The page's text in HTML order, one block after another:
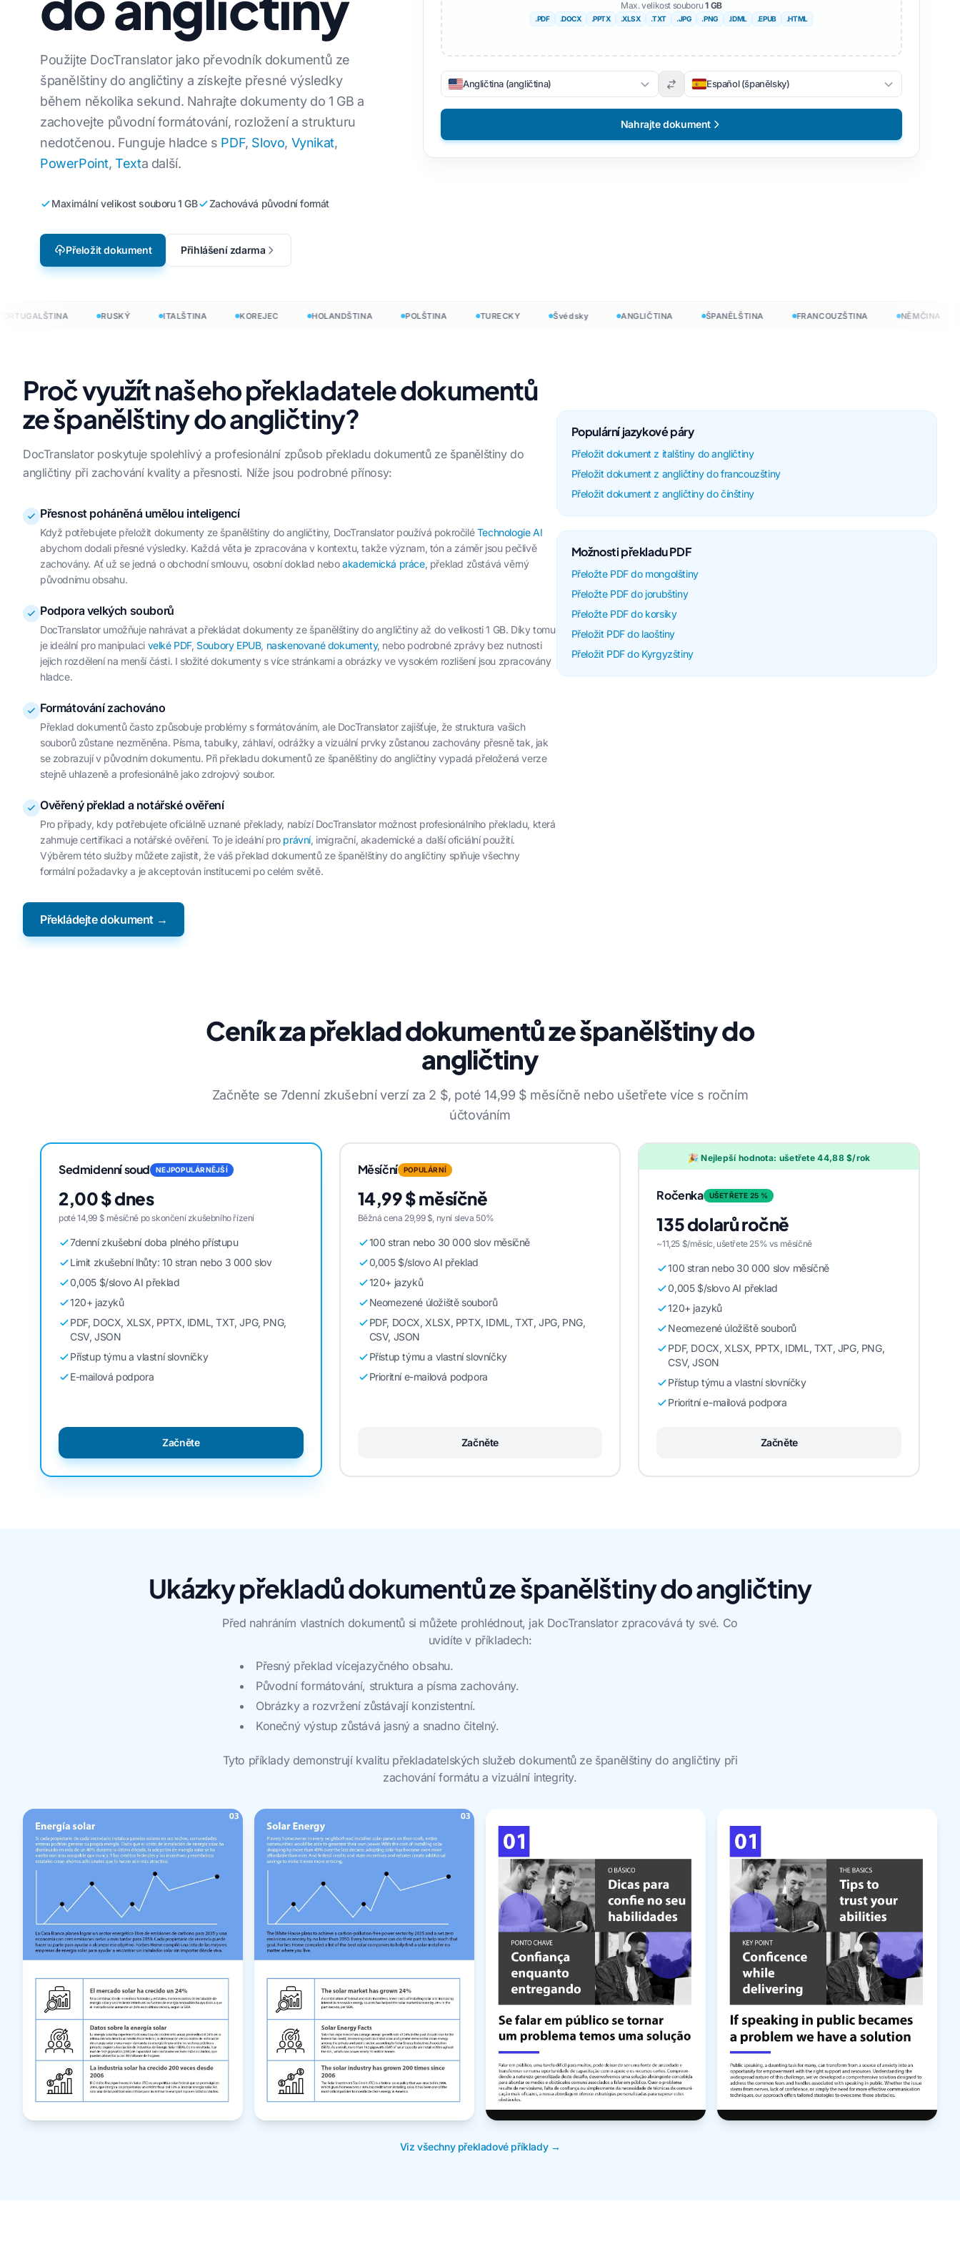
Lokalizace videoher
e-learning
Přeložte soubory TXT
Přeložte soubory CSV
Přeložte JSON
Překladač HTML
Počet slov aplikace InDesign
.DOCX Word Counter
Počet slov v PowerPointu
Z EPUB na PDF
120+ jazyků
Z angličtiny do korejštiny
Angličtina do arabštiny
Z angličtiny do turečtiny
Z angličtiny do indonéštiny
Angličtina do urdštiny
Vietnamština
Polština
Ukrajinština
Filipínský
Finština
Bulharský
Maďarský
Jorubština
dokumenty do 120+ jazyků
Použijte DocTranslator jako převodník dokumentů ze
španělštiny do angličtiny a získejte přesné výsledky
během několika sekund. Nahrajte dokumenty do 1 GB a
zachovejte původní formátování, rozložení a strukturu
nedotčenou. Funguje hladce s PDF, Slovo, Vynikat,
PowerPoint,Texta další.
Maximální velikost souboru 1 GB Zachovává původní formát
Přeložit dokument Přihlášení zdarma
Max. velikost souboru1 GB
.PDF .DOCX .PPTX .XLSX .TXT .JPG .PNG .IDML .EPUB .HTML
Angličtina (angličtina) Español (španělsky)
Nahrajte dokument
RUSKÝ ITALŠTINA KOREJEC HOLANDŠTINA POLŠTINA TURECKY Švédsky ANGLIČTINA ŠPANĚLŠTINA FRANCOUZŠTINA NĚMČINA
Proč využít našeho překladatele dokumentů
ze španělštiny do angličtiny?
DocTranslator poskytuje spolehlivý a profesionální způsob překladu dokumentů ze španělštiny do
angličtiny při zachování kvality a přesnosti. Níže jsou podrobné přínosy:
Přesnost poháněná umělou inteligencí
Když potřebujete přeložit dokumenty ze španělštiny do angličtiny, DocTranslator používá pokročiléTechnologie AI
abychom dodali přesné výsledky. Každá věta je zpracována v kontextu, takže význam, tón a záměr jsou pečlivě
zachovány. Ať už se jedná o obchodní smlouvu, osobní doklad neboakademická práce, překlad zůstává věrný
původnímu obsahu.
Podpora velkých souborů
DocTranslator umožňuje nahrávat a překládat dokumenty ze španělštiny do angličtiny až do velikosti 1 GB. Díky tomu
je ideální pro manipulaci velké PDF, Soubory EPUB, naskenované dokumenty, nebo podrobné zprávy bez nutnosti
jejich rozdělení na menší části. I složité dokumenty s více stránkami a obrázky ve vysokém rozlišení jsou zpracovány
hladce.
Formátování zachováno
Překlad dokumentů často způsobuje problémy s formátováním, ale DocTranslator zajišťuje, že struktura vašich
souborů zůstane nezměněna. Písma, tabulky, záhlaví, odrážky a vizuální prvky zůstanou zachovány přesně tak, jak
se zobrazují v původním dokumentu. Při překladu dokumentů ze španělštiny do angličtiny vypadá přeložená verze
stejně uhlazeně a profesionálně jako zdrojový soubor.
Ověřený překlad a notářské ověření
Pro případy, kdy potřebujete oficiálně uznané překlady, nabízí DocTranslator možnost profesionálního překladu, která
zahrnuje certifikaci a notářské ověření. To je ideální pro právní, imigrační, akademické a další oficiální použití.
Výběrem této služby můžete zajistit, že váš překlad dokumentů ze španělštiny do angličtiny splňuje všechny
formální požadavky a je akceptován institucemi po celém světě.
Překládejte dokument →
Populární jazykové páry
Přeložit dokument z italštiny do angličtiny
Přeložit dokument z angličtiny do francouzštiny
Přeložit dokument z angličtiny do čínštiny
Možnosti překladu PDF
Přeložte PDF do mongolštiny
Přeložte PDF do jorubštiny
Přeložte PDF do korsiky
Přeložit PDF do laoštiny
Přeložit PDF do Kyrgyzštiny
Ceník za překlad dokumentů ze španělštiny do
angličtiny
Začněte se 7denní zkušební verzí za 2 $, poté 14,99 $ měsíčně nebo ušetřete více s ročním
účtováním
Sedmidenní soud NEJPOPULÁRNĚJŠÍ
2,00 $ dnes
poté 14,99 $ měsíčně po skončení zkušebního řízení
7denní zkušební doba plného přístupu
Limit zkušební lhůty: 10 stran nebo 3 000 slov
0,005 $/slovo AI překlad
120+ jazyků
PDF, DOCX, XLSX, PPTX, IDML, TXT, JPG, PNG,
CSV, JSON
Přístup týmu a vlastní slovníčky
E-mailová podpora
Začněte
Měsíční POPULÁRNÍ
14,99 $ měsíčně
Běžná cena 29,99 $, nyní sleva 50%
100 stran nebo 30 000 slov měsíčně
0,005 $/slovo AI překlad
120+ jazyků
Neomezené úložiště souborů
PDF, DOCX, XLSX, PPTX, IDML, TXT, JPG, PNG,
CSV, JSON
Přístup týmu a vlastní slovníčky
Prioritní e-mailová podpora
Začněte
🎉 Nejlepší hodnota: ušetřete 44,88 $/rok
Ročenka UŠETŘETE 25 %
135 dolarů ročně
~11,25 $/měsíc, ušetřete 25% vs měsíčně
100 stran nebo 30 000 slov měsíčně
0,005 $/slovo AI překlad
120+ jazyků
Neomezené úložiště souborů
PDF, DOCX, XLSX, PPTX, IDML, TXT, JPG, PNG,
CSV, JSON
Přístup týmu a vlastní slovníčky
Prioritní e-mailová podpora
Začněte
Ukázky překladů dokumentů ze španělštiny do angličtiny
Před nahráním vlastních dokumentů si můžete prohlédnout, jak DocTranslator zpracovává ty své. Co
uvidíte v příkladech:
Přesný překlad vícejazyčného obsahu.
Původní formátování, struktura a písma zachovány.
Obrázky a rozvržení zůstávají konzistentní.
Konečný výstup zůstává jasný a snadno čitelný.
Tyto příklady demonstrují kvalitu překladatelských služeb dokumentů ze španělštiny do angličtiny při
zachování formátu a vizuální integrity.
Viz všechny překladové příklady →